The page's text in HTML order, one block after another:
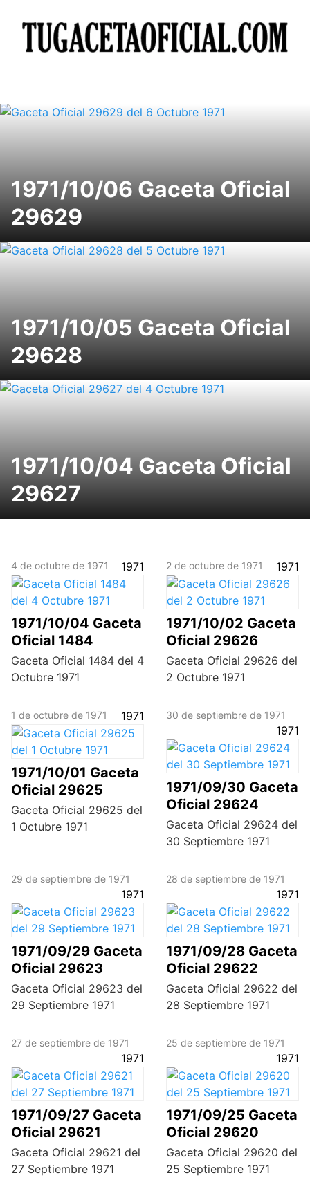
1971/10/06 Gaceta Oficial
29629
1971/10/05 Gaceta Oficial
29628
1971/10/04 Gaceta Oficial
29627
4 de octubre de 1971 1971
1971/10/04 Gaceta
Oficial 1484
Gaceta Oficial 1484 del 4
Octubre 1971
2 de octubre de 1971 1971
1971/10/02 Gaceta
Oficial 29626
Gaceta Oficial 29626 del
2 Octubre 1971
1 de octubre de 1971 1971
1971/10/01 Gaceta
Oficial 29625
Gaceta Oficial 29625 del
1 Octubre 1971
30 de septiembre de 1971
1971
1971/09/30 Gaceta
Oficial 29624
Gaceta Oficial 29624 del
30 Septiembre 1971
29 de septiembre de 1971
1971
1971/09/29 Gaceta
Oficial 29623
Gaceta Oficial 29623 del
29 Septiembre 1971
28 de septiembre de 1971
1971
1971/09/28 Gaceta
Oficial 29622
Gaceta Oficial 29622 del
28 Septiembre 1971
27 de septiembre de 1971
1971
1971/09/27 Gaceta
Oficial 29621
Gaceta Oficial 29621 del
27 Septiembre 1971
25 de septiembre de 1971
1971
1971/09/25 Gaceta
Oficial 29620
Gaceta Oficial 29620 del
25 Septiembre 1971